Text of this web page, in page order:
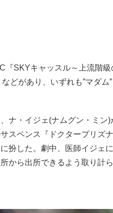
SKYキャッスル～上流階級
どがあり、いずれも”マダム
ナ・イジェ(ナムグン・ミン
スペンス『ドクタープリズナ
扮した。劇中、医師イジェ
から出所できるよう取り計